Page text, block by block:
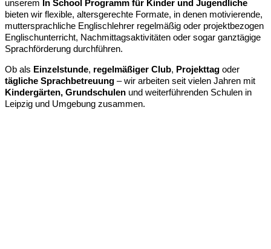
unserem In School Programm für Kinder und Jugendliche
bieten wir flexible, altersgerechte Formate, in denen motivierende,
muttersprachliche Englischlehrer regelmäßig oder projektbezogen
Englischunterricht, Nachmittagsaktivitäten oder sogar ganztägige
Sprachförderung durchführen.
Ob als Einzelstunde, regelmäßiger Club, Projekttag oder
tägliche Sprachbetreuung – wir arbeiten seit vielen Jahren mit
Kindergärten, Grundschulen und weiterführenden Schulen in
Leipzig und Umgebung zusammen.